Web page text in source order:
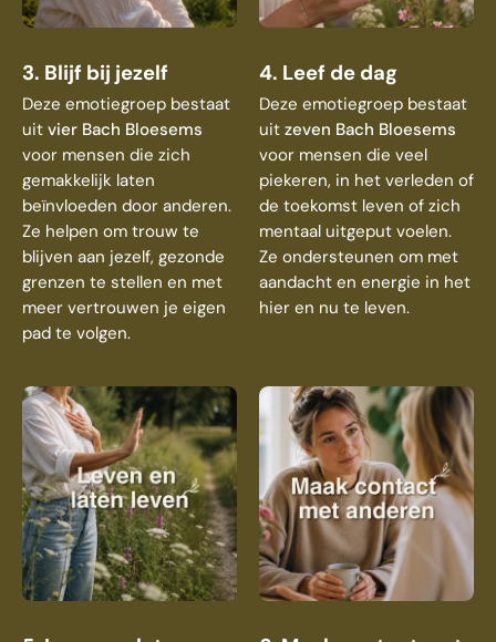
3. Blijf bij jezelf
Deze emotiegroep bestaat
uit vier Bach Bloesems
voor mensen die zich
gemakkelijk laten
beïnvloeden door anderen.
Ze helpen om trouw te
blijven aan jezelf, gezonde
grenzen te stellen en met
meer vertrouwen je eigen
pad te volgen.
4. Leef de dag
Deze emotiegroep bestaat
uit zeven Bach Bloesems
voor mensen die veel
piekeren, in het verleden of
de toekomst leven of zich
mentaal uitgeput voelen.
Ze ondersteunen om met
aandacht en energie in het
hier en nu te leven.